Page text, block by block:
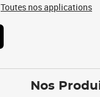
Toutes nos applications
Nos